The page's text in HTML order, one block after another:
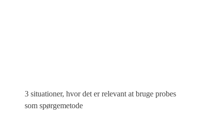
3 situationer, hvor det er relevant at bruge probes
som spørgemetode